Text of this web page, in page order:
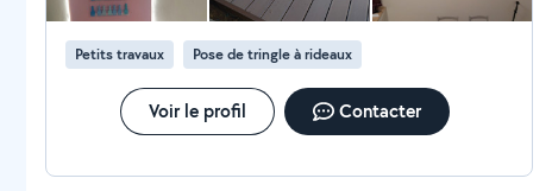
Petits travaux Pose de tringle à rideaux
Voir le profil Contacter